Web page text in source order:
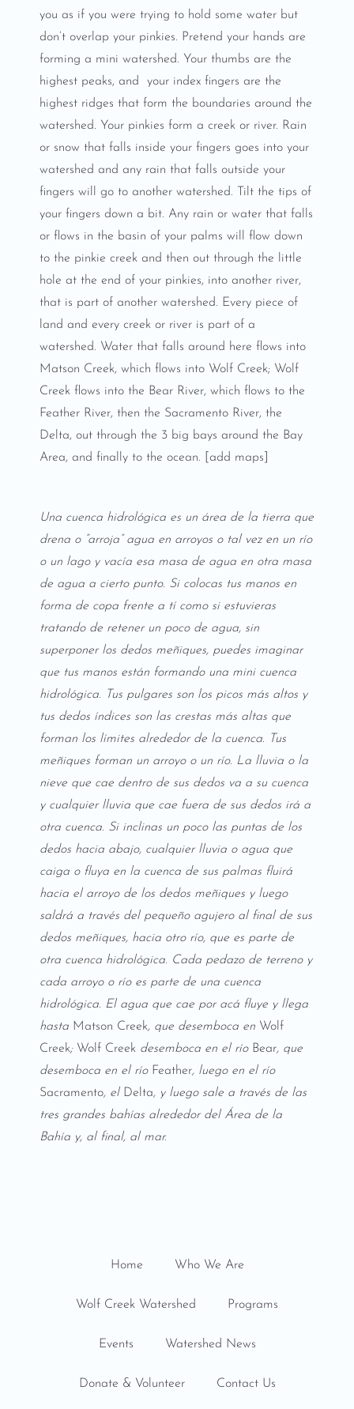
you as if you were trying to hold some water but
don’t overlap your pinkies. Pretend your hands are
forming a mini watershed. Your thumbs are the
highest peaks, and your index fingers are the
highest ridges that form the boundaries around the
watershed. Your pinkies form a creek or river. Rain
or snow that falls inside your fingers goes into your
watershed and any rain that falls outside your
fingers will go to another watershed. Tilt the tips of
your fingers down a bit. Any rain or water that falls
or flows in the basin of your palms will flow down
to the pinkie creek and then out through the little
hole at the end of your pinkies, into another river,
that is part of another watershed. Every piece of
land and every creek or river is part of a
watershed. Water that falls around here flows into
Matson Creek, which flows into Wolf Creek; Wolf
Creek flows into the Bear River, which flows to the
Feather River, then the Sacramento River, the
Delta, out through the 3 big bays around the Bay
Area, and finally to the ocean. [add maps]
Una cuenca hidrológica es un área de la tierra que
drena o “arroja” agua en arroyos o tal vez en un río
o un lago y vacía esa masa de agua en otra masa
de agua a cierto punto. Si colocas tus manos en
forma de copa frente a tí como si estuvieras
tratando de retener un poco de agua, sin
superponer los dedos meñiques, puedes imaginar
que tus manos están formando una mini cuenca
hidrológica. Tus pulgares son los picos más altos y
tus dedos índices son las crestas más altas que
forman los límites alrededor de la cuenca. Tus
meñiques forman un arroyo o un río. La lluvia o la
nieve que cae dentro de sus dedos va a su cuenca
y cualquier lluvia que cae fuera de sus dedos irá a
otra cuenca. Si inclinas un poco las puntas de los
dedos hacia abajo, cualquier lluvia o agua que
caiga o fluya en la cuenca de sus palmas fluirá
hacia el arroyo de los dedos meñiques y luego
saldrá a través del pequeño agujero al final de sus
dedos meñiques, hacia otro río, que es parte de
otra cuenca hidrológica. Cada pedazo de terreno y
cada arroyo o río es parte de una cuenca
hidrológica. El agua que cae por acá fluye y llega
hasta Matson Creek, que desemboca en Wolf
Creek; Wolf Creek desemboca en el río Bear, que
desemboca en el río Feather, luego en el río
Sacramento, el Delta, y luego sale a través de las
tres grandes bahías alrededor del Área de la
Bahía y, al final, al mar.
Home Who We Are
Wolf Creek Watershed Programs
Events Watershed News
Donate & Volunteer Contact Us